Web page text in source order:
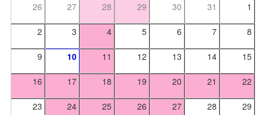
26 27 28 29 30 31 1
2 3 4 5 6 7 8
9 10 11 12 13 14 15
16 17 18 19 20 21 22
23 24 25 26 27 28 29